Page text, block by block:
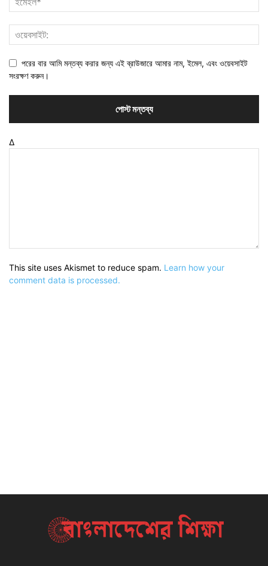
পরের বার আমি মন্তব্য করার জন্য এই ব্রাউজারে আমার নাম, ইমেল, এবং ওয়েবসাইট
সংরক্ষণ করুন।
Δ
This site uses Akismet to reduce spam. Learn how your
comment data is processed.